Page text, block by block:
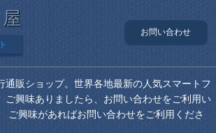
お問い合わせ
通販ショップ。世界各地最新の人気スマートフ
ご興味ありましたら、お問い合わせをご利用い
ご興味があればお問い合わせをご利用くださ